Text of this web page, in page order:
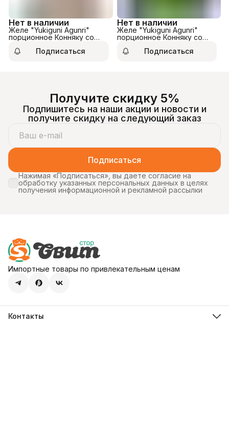
Нет в наличии
Желе "Yukiguni Agunri"
порционное Конняку со
Подписаться
Нет в наличии
Желе "Yukiguni Agunri"
порционное Конняку со
Подписаться
Получите скидку 5%
Подпишитесь на наши акции и новости и
получите скидку на следующий заказ
Подписаться
Нажимая «Подписаться», вы даете согласие на
обработку указанных персональных данных в целях
получения информационной и рекламной рассылки
Импортные товары по привлекательным ценам
Контакты